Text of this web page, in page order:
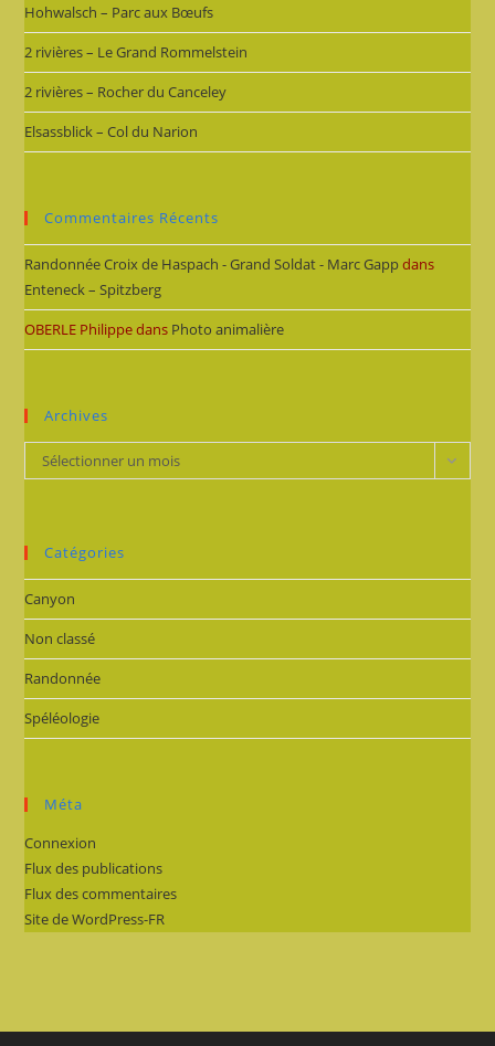
Hohwalsch – Parc aux Bœufs
2 rivières – Le Grand Rommelstein
2 rivières – Rocher du Canceley
Elsassblick – Col du Narion
Commentaires Récents
Randonnée Croix de Haspach - Grand Soldat - Marc Gappdans
Enteneck – Spitzberg
OBERLE Philippedans Photo animalière
Archives
Archives
Sélectionner un mois
Catégories
Canyon
Non classé
Randonnée
Spéléologie
Méta
Connexion
Flux des publications
Flux des commentaires
Site de WordPress-FR